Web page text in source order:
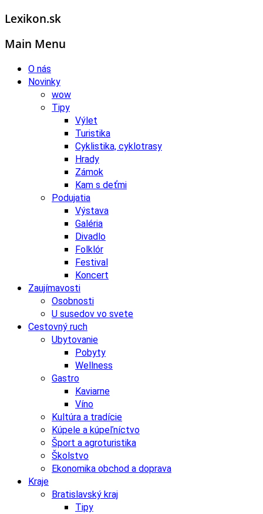
Lexikon.sk
Main Menu
O nás
Novinky
wow
Tipy
Výlet
Turistika
Cyklistika, cyklotrasy
Hrady
Zámok
Kam s deťmi
Podujatia
Výstava
Galéria
Divadlo
Folklór
Festival
Koncert
Zaujímavosti
Osobnosti
U susedov vo svete
Cestovný ruch
Ubytovanie
Pobyty
Wellness
Gastro
Kaviarne
Víno
Kultúra a tradície
Kúpele a kúpeľníctvo
Šport a agroturistika
Školstvo
Ekonomika obchod a doprava
Kraje
Bratislavský kraj
Tipy